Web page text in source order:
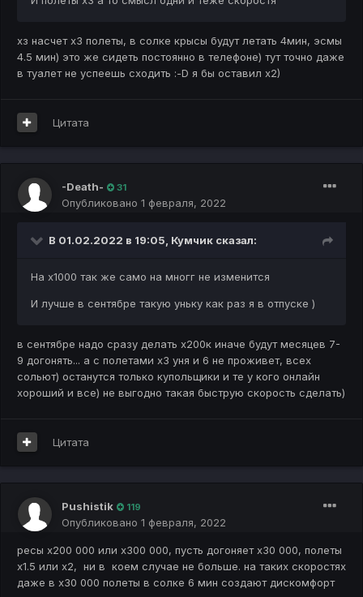
хз насчет х3 полеты, в солке крысы будут летать 4мин, эсмы
4.5 мин) это же сидеть постоянно в телефоне) тут точно даже
в туалет не успеешь сходить :-D я бы оставил х2)
Цитата
-Death- 31
Опубликовано 1 февраля, 2022
В 01.02.2022 в 19:05, Кумчик сказал:
На х1000 так же само на многг не изменится
И лучше в сентябре такую уньку как раз я в отпуске )
в сентябре надо сразу делать х200к иначе будут месяцев 7-
9 догонять... а с полетами х3 уня и 6 не проживет, всех
сольют) останутся только купольщики и те у кого онлайн
хороший и все) не выгодно такая быструю скорость сделать)
Цитата
Pushistik 119
Опубликовано 1 февраля, 2022
ресы х200 000 или х300 000, пусть догоняет х30 000, полеты
х1.5 или х2, ни в коем случае не больше. на таких скоростях
даже в х30 000 полеты в солке 6 мин создают дискомфорт